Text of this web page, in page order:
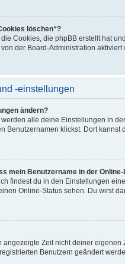
löschen“?
die Cookies, die phpBB erstellt hat
von der Board-Administration
-einstellungen
ändern?
alle deine Einstellungen in
Benutzernamen klickst. Dort kannst
mein Benutzername in der
findest du in den Einstellungen
Online-Status sehen. Du wirst
Zeit nicht deiner
Benutzern geändert